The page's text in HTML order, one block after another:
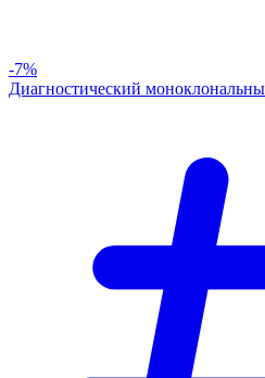
-7%
Диагностический